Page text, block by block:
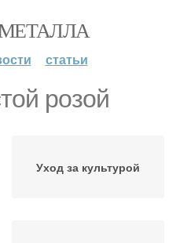
статьи
розой
Уход за культурой